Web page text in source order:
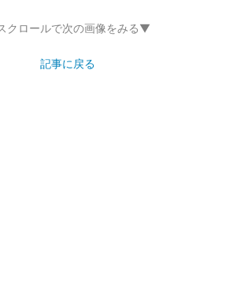
クロールで次の画像をみる▼
記事に戻る